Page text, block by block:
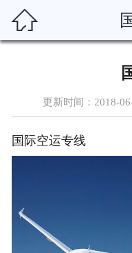

更新时间：2018-
国际空运专线